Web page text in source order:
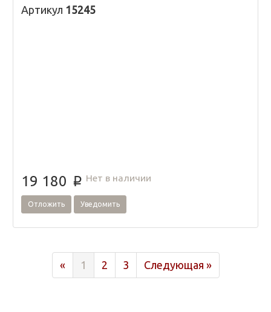
Артикул 15245
19 180 p Нет в наличии
Отложить Уведомить
«Previous
1 2 3 Следующая »Next